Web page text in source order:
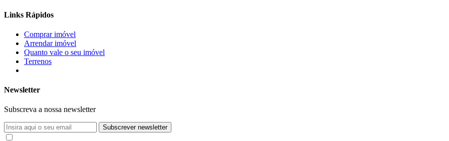
Links Rápidos
Comprar imóvel
Arrendar imóvel
Quanto vale o seu imóvel
Terrenos
Newsletter
Subscreva a nossa newsletter
Subscrever newsletter